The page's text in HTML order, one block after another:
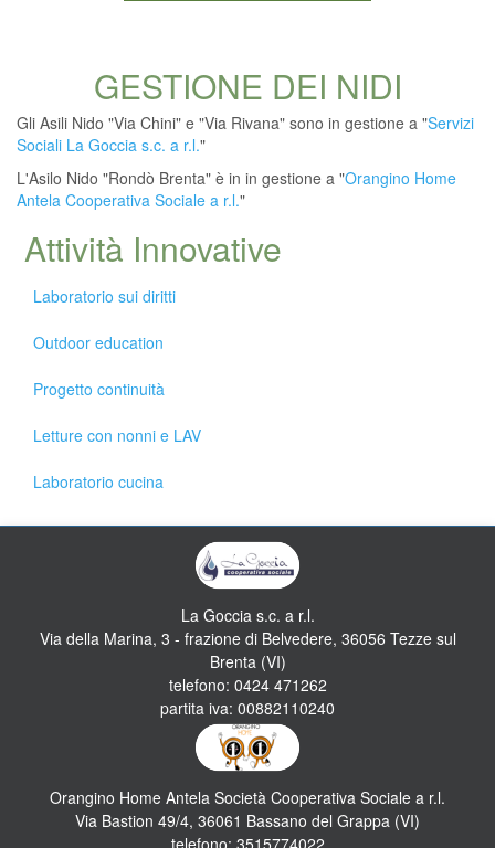
GESTIONE DEI NIDI
Gli Asili Nido "Via Chini" e "Via Rivana" sono in gestione a "Servizi
Sociali La Goccia s.c. a r.l."
L'Asilo Nido "Rondò Brenta" è in in gestione a "Orangino Home
Antela Cooperativa Sociale a r.l."
Attività Innovative
Laboratorio sui diritti
Outdoor education
Progetto continuità
Letture con nonni e LAV
Laboratorio cucina
La Goccia s.c. a r.l.
Via della Marina, 3 - frazione di Belvedere, 36056 Tezze sul
Brenta (VI)
telefono: 0424 471262
partita iva: 00882110240
Orangino Home Antela Società Cooperativa Sociale a r.l.
Via Bastion 49/4, 36061 Bassano del Grappa (VI)
telefono: 3515774022